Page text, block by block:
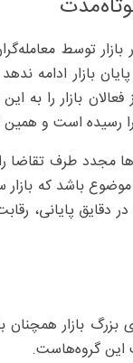
بازار توسط
بازار ادامه
بازار را به
است و همین
مجدد طرف
باشد که بازار
دقایق پایانی،
بازار همچنان
این گروه‌هاست.